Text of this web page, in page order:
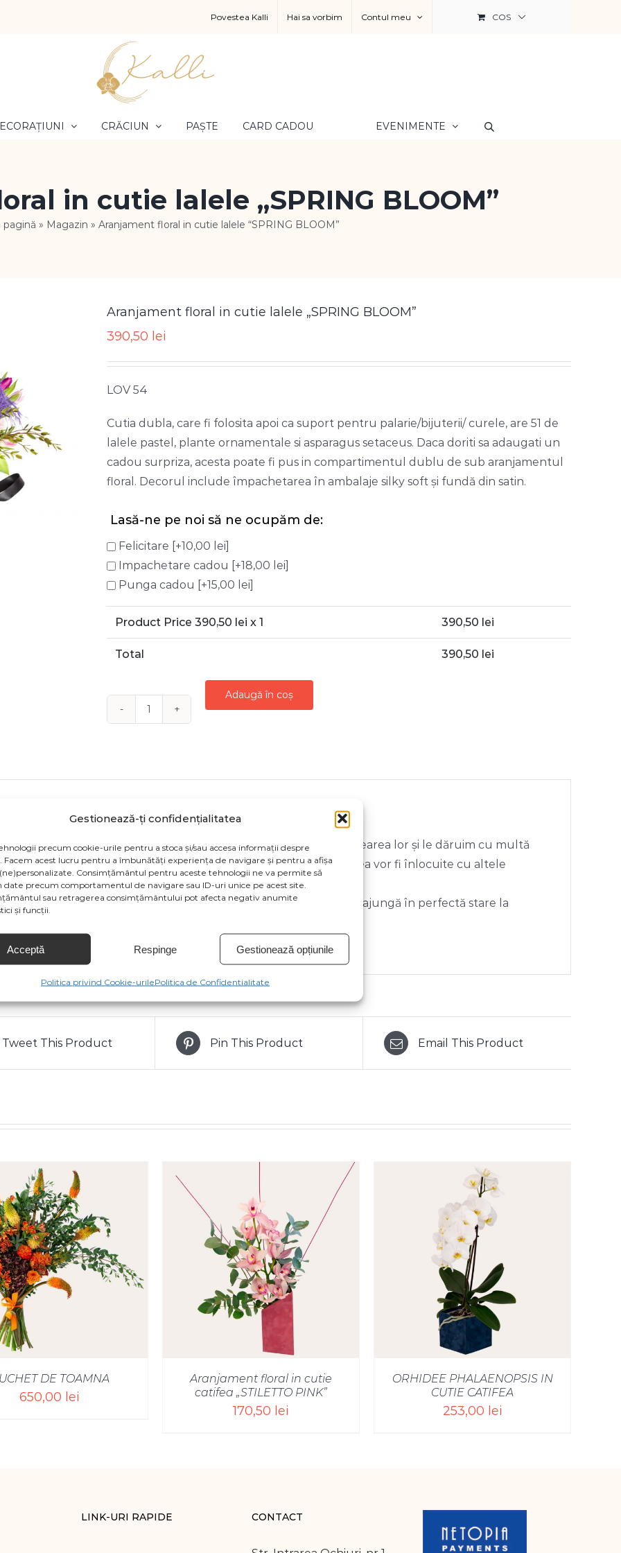
Gestionează-ți confidențialitatea
precum cookie-urile pentru a stoca și/sau accesa informații despre
Facem acest lucru pentru a îmbunătăți experiența de navigare și pentru a afișa
Consimțământul pentru aceste tehnologii ne va permite să
date precum comportamentul de navigare sau ID-uri unice pe acest site.
sau retragerea consimțământului pot afecta negativ anumite
și funcții.
Acceptă Respinge Gestionează opțiunile
Politica privind Cookie-urilePolitica de Confidentialitate
Povestea Kalli Hai sa vorbim Contul meu COS
CRĂCIUN PAȘTE CARD CADOU EVENIMENTE
in cutie lalele „SPRING BLOOM”
pagină » Magazin » Aranjament floral in cutie lalele “SPRING BLOOM”
Aranjament floral in cutie lalele „SPRING BLOOM”
390,50 lei
LOV 54
Cutia dubla, care fi folosita apoi ca suport pentru palarie/bijuterii/ curele, are 51 de
lalele pastel, plante ornamentale si asparagus setaceus. Daca doriti sa adaugati un
cadou surpriza, acesta poate fi pus in compartimentul dublu de sub aranjamentul
floral. Decorul include împachetarea în ambalaje silky soft și fundă din satin.
Lasă-ne pe noi să ne ocupăm de:
Felicitare [+10,00 lei]
Impachetare cadou [+18,00 lei]
Punga cadou [+15,00 lei]
Product Price 390,50 lei x 1 390,50 lei
Total 390,50 lei
lalele
BLOOM"
Adaugă în coș
florale exclusiv cu flori proaspete, punem mult suflet în crearea lor și le dăruim cu multă
Dacă unele flori nu sunt în sezonul lor de înflorire, acestea vor fi înlocuite cu altele
prin curierii proprii în București, pentru ca toate produsele sa ajungă în perfectă stare la
Tweet This Product Pin This Product Email This Product
DE TOAMNA
650,00 lei
SELECT OPTIONS /
Aranjament floral in cutie
catifea „STILETTO PINK”
170,50 lei
SELECT OPTIONS
ORHIDEE PHALAENOPSIS IN
CUTIE CATIFEA
253,00 lei
LINK-URI RAPIDE CONTACT